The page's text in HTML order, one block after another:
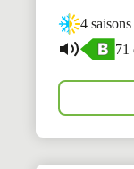
4 saisons
71